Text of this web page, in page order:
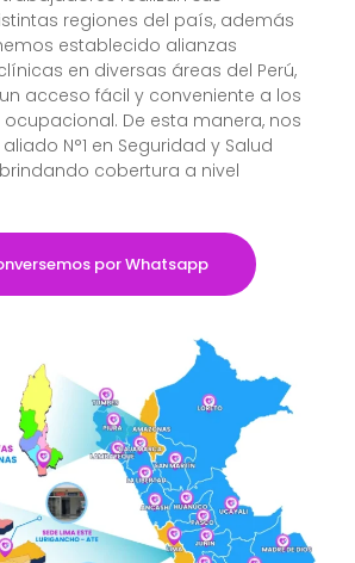
regiones del país, además
establecido alianzas
en diversas áreas del Perú,
acceso fácil y conveniente a los
De esta manera, nos
N°1 en Seguridad y Salud
cobertura a nivel
por Whatsapp